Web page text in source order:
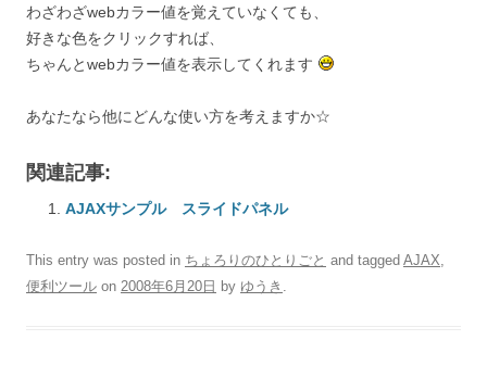
わざわざwebカラー値を覚えていなくても、
好きな色をクリックすれば、
ちゃんとwebカラー値を表示してくれます
あなたなら他にどんな使い方を考えますか☆
関連記事:
AJAXサンプル スライドパネル
This entry was posted in ちょろりのひとりごと and tagged AJAX,
便利ツール on 2008年6月20日 by ゆうき .